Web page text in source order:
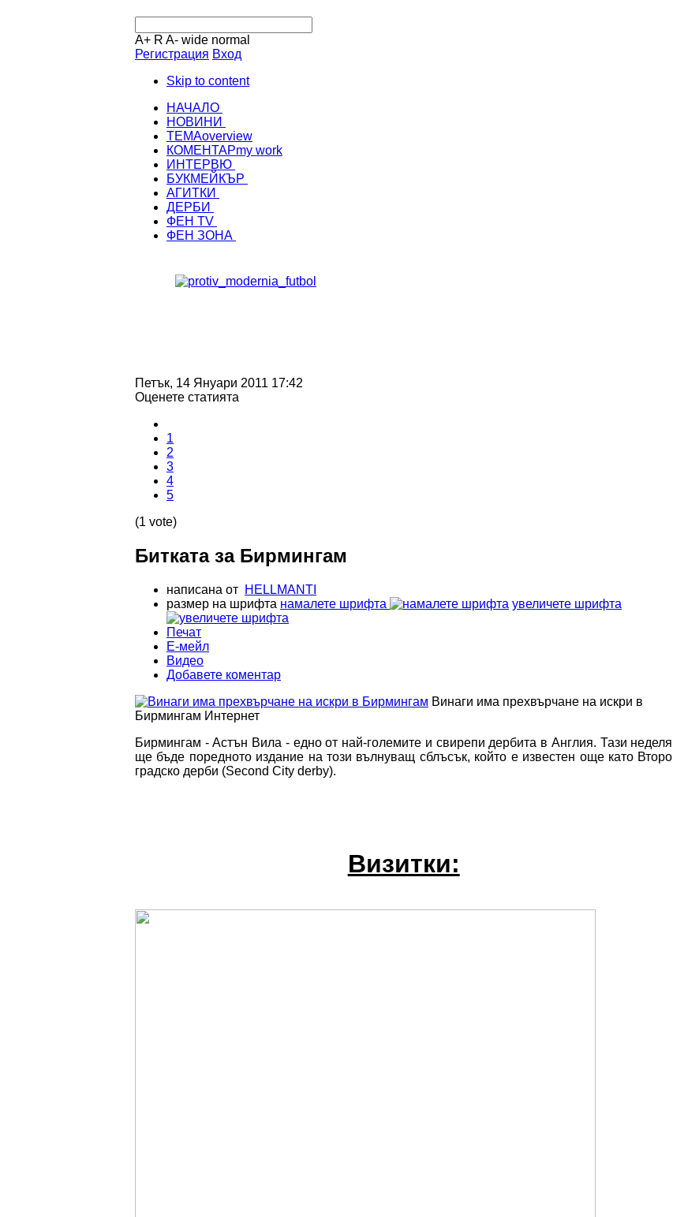
A+ R A- wide normal
Регистрация Вход
Skip to content
НАЧАЛО
НОВИНИ
ТЕМАoverview
КОМЕНТАРmy work
ИНТЕРВЮ
БУКМЕЙКЪР
АГИТКИ
ДЕРБИ
ФЕН TV
ФЕН ЗОНА
Петък, 14 Януари 2011 17:42
Оценете статията
1
2
3
4
5
(1 vote)
Битката за Бирмингам
написана от HELLMANTI
размер на шрифта намалете шрифта увеличете шрифта
Печат
Е-мейл
Видео
Добавете коментар
Винаги има прехвърчане на искри в
Бирмингам Интернет
Бирмингам - Астън Вила - едно от най-големите и свирепи дербита в Англия. Тази неделя
ще бъде поредното издание на този вълнуващ сблъсък, който е известен още като Второ
градско дерби (Second City derby).
Визитки: